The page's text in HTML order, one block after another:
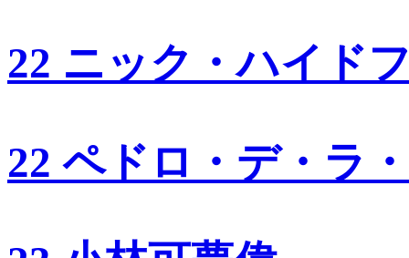
22 ニック・ハイド
22 ペドロ・デ・ラ